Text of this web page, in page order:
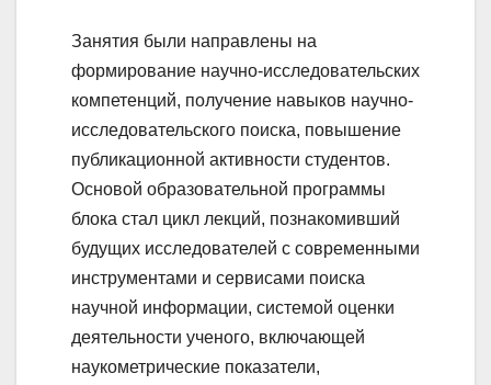
Занятия были направлены на
формирование научно-исследовательских
компетенций, получение навыков научно-
исследовательского поиска, повышение
публикационной активности студентов.
Основой образовательной программы
блока стал цикл лекций, познакомивший
будущих исследователей с современными
инструментами и сервисами поиска
научной информации, системой оценки
деятельности ученого, включающей
наукометрические показатели,